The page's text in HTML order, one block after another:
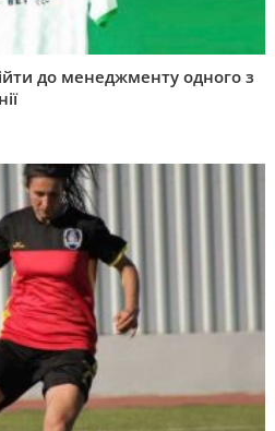
до менеджменту одного з